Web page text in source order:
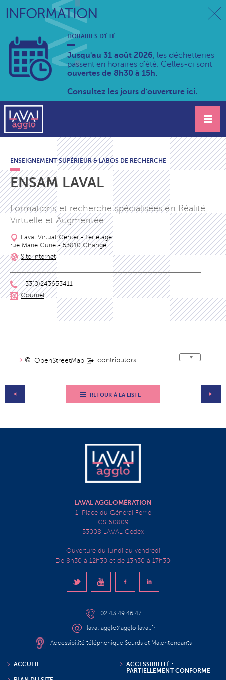
INFORMATION
HORAIRES D'ÉTÉ
Jusqu'au 31 août 2026, les déchetteries
passent en horaires d'été. Celles-ci sont
ouvertes de 8h30 à 15h.
Consultez les jours d'ouverture ici.
ENSEIGNEMENT SUPÉRIEUR & LABOS DE RECHERCHE
ENSAM LAVAL
Formations et recherche spécialisées en Réalité
Virtuelle et Augmentée
Laval Virtual Center - 1er étage
rue Marie Curie - 53810 Changé
Site internet
+33(0)243653411
Courriel
© OpenStreetMap contributors
RETOUR À LA LISTE
LAVAL AGGLOMÉRATION
1, Place du Général Ferrié
CS 60809
53008 LAVAL Cedex
Ouverture du lundi au vendredi
De 8h30 à 12h30 et de 13h30 à 17h30
02 43 49 46 47
laval-agglo@agglo-laval.fr
Accessibilité téléphonique Sourds et Malentendants
ACCUEIL
ACCESSIBILITÉ :
PARTIELLEMENT CONFORME